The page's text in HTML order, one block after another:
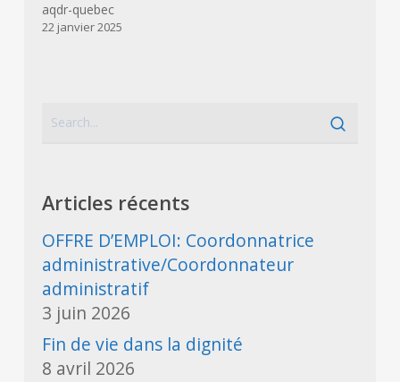
aqdr-quebec
22 janvier 2025
Articles récents
OFFRE D’EMPLOI: Coordonnatrice
administrative/Coordonnateur
administratif
3 juin 2026
Fin de vie dans la dignité
8 avril 2026